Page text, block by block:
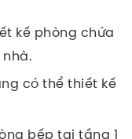
kế phòng chứa
có thể thiết kế
bếp tại tầng 1